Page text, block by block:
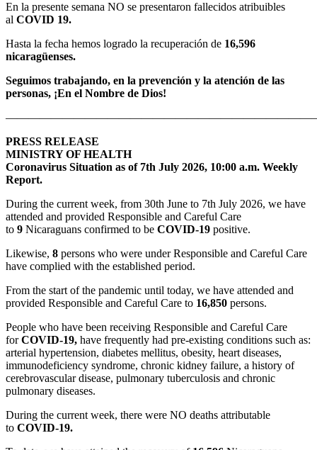
En la presente semana NO se presentaron fallecidos atribuibles
al COVID 19.
Hasta la fecha hemos logrado la recuperación de 16,596
nicaragüenses.
Seguimos trabajando, en la prevención y la atención de las
personas, ¡En el Nombre de Dios!
PRESS RELEASE
MINISTRY OF HEALTH
Coronavirus Situation as of 7th July 2026, 10:00 a.m. Weekly
Report.
During the current week, from 30th June to 7th July 2026, we have
attended and provided Responsible and Careful Care
to 9 Nicaraguans confirmed to be COVID-19 positive.
Likewise, 8 persons who were under Responsible and Careful Care
have complied with the established period.
From the start of the pandemic until today, we have attended and
provided Responsible and Careful Care to 16,850 persons.
People who have been receiving Responsible and Careful Care
forCOVID-19, have frequently had pre-existing conditions such as:
arterial hypertension, diabetes mellitus, obesity, heart diseases,
immunodeficiency syndrome, chronic kidney failure, a history of
cerebrovascular disease, pulmonary tuberculosis and chronic
pulmonary diseases.
During the current week, there were NO deaths attributable
to COVID-19.